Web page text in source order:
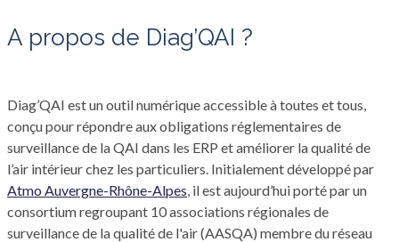
A propos de Diag’QAI ?
Diag’QAI est un outil numérique accessible à toutes et tous,
conçu pour répondre aux obligations réglementaires de
surveillance de la QAI dans les ERP et améliorer la qualité de
l’air intérieur chez les particuliers. Initialement développé par
Atmo Auvergne-Rhône-Alpes, il est aujourd’hui porté par un
consortium regroupant 10 associations régionales de
surveillance de la qualité de l'air (AASQA) membre du réseau